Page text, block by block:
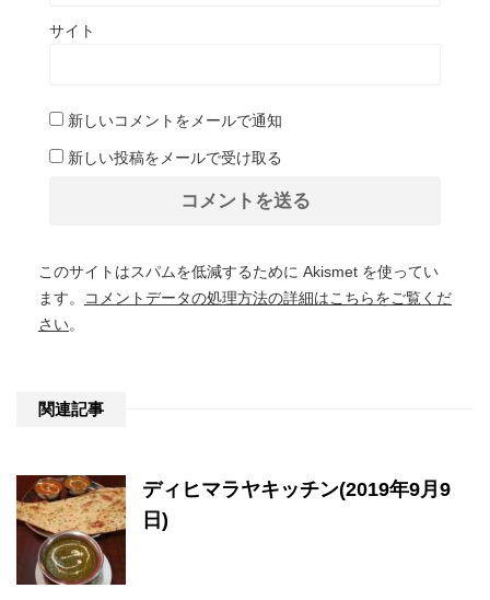
サイト
新しいコメントをメールで通知
新しい投稿をメールで受け取る
このサイトはスパムを低減するために Akismet を使ってい
ます。
コメントデータの処理方法の詳細はこちらをご覧くだ
さい。
関連記事
ディヒマラヤキッチン(2019年9月9
日)